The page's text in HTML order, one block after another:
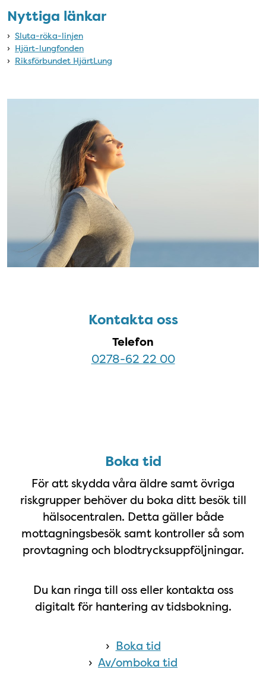
Nyttiga länkar
› Sluta-röka-linjen
› Hjärt-lungfonden
› Riksförbundet HjärtLung
kvaletativ sjujvård
Kontakta oss
Telefon
0278-62 22 00
Boka tid
För att skydda våra äldre samt övriga
riskgrupper behöver du boka ditt besök till
hälsocentralen. Detta gäller både
mottagningsbesök samt kontroller så som
provtagning och blodtrycksuppföljningar.
Du kan ringa till oss eller kontakta oss
digitalt för hantering av tidsbokning.
› Boka tid
› Av/omboka tid